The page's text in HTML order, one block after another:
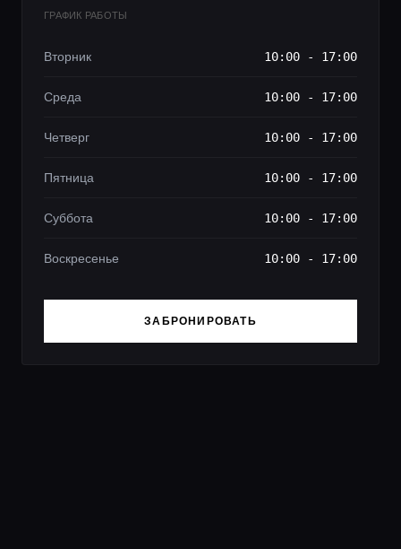
ГРАФИК РАБОТЫ
Вторник 10:00 - 17:00
Среда 10:00 - 17:00
Четверг 10:00 - 17:00
Пятница 10:00 - 17:00
Суббота 10:00 - 17:00
Воскресенье 10:00 - 17:00
ЗАБРОНИРОВАТЬ